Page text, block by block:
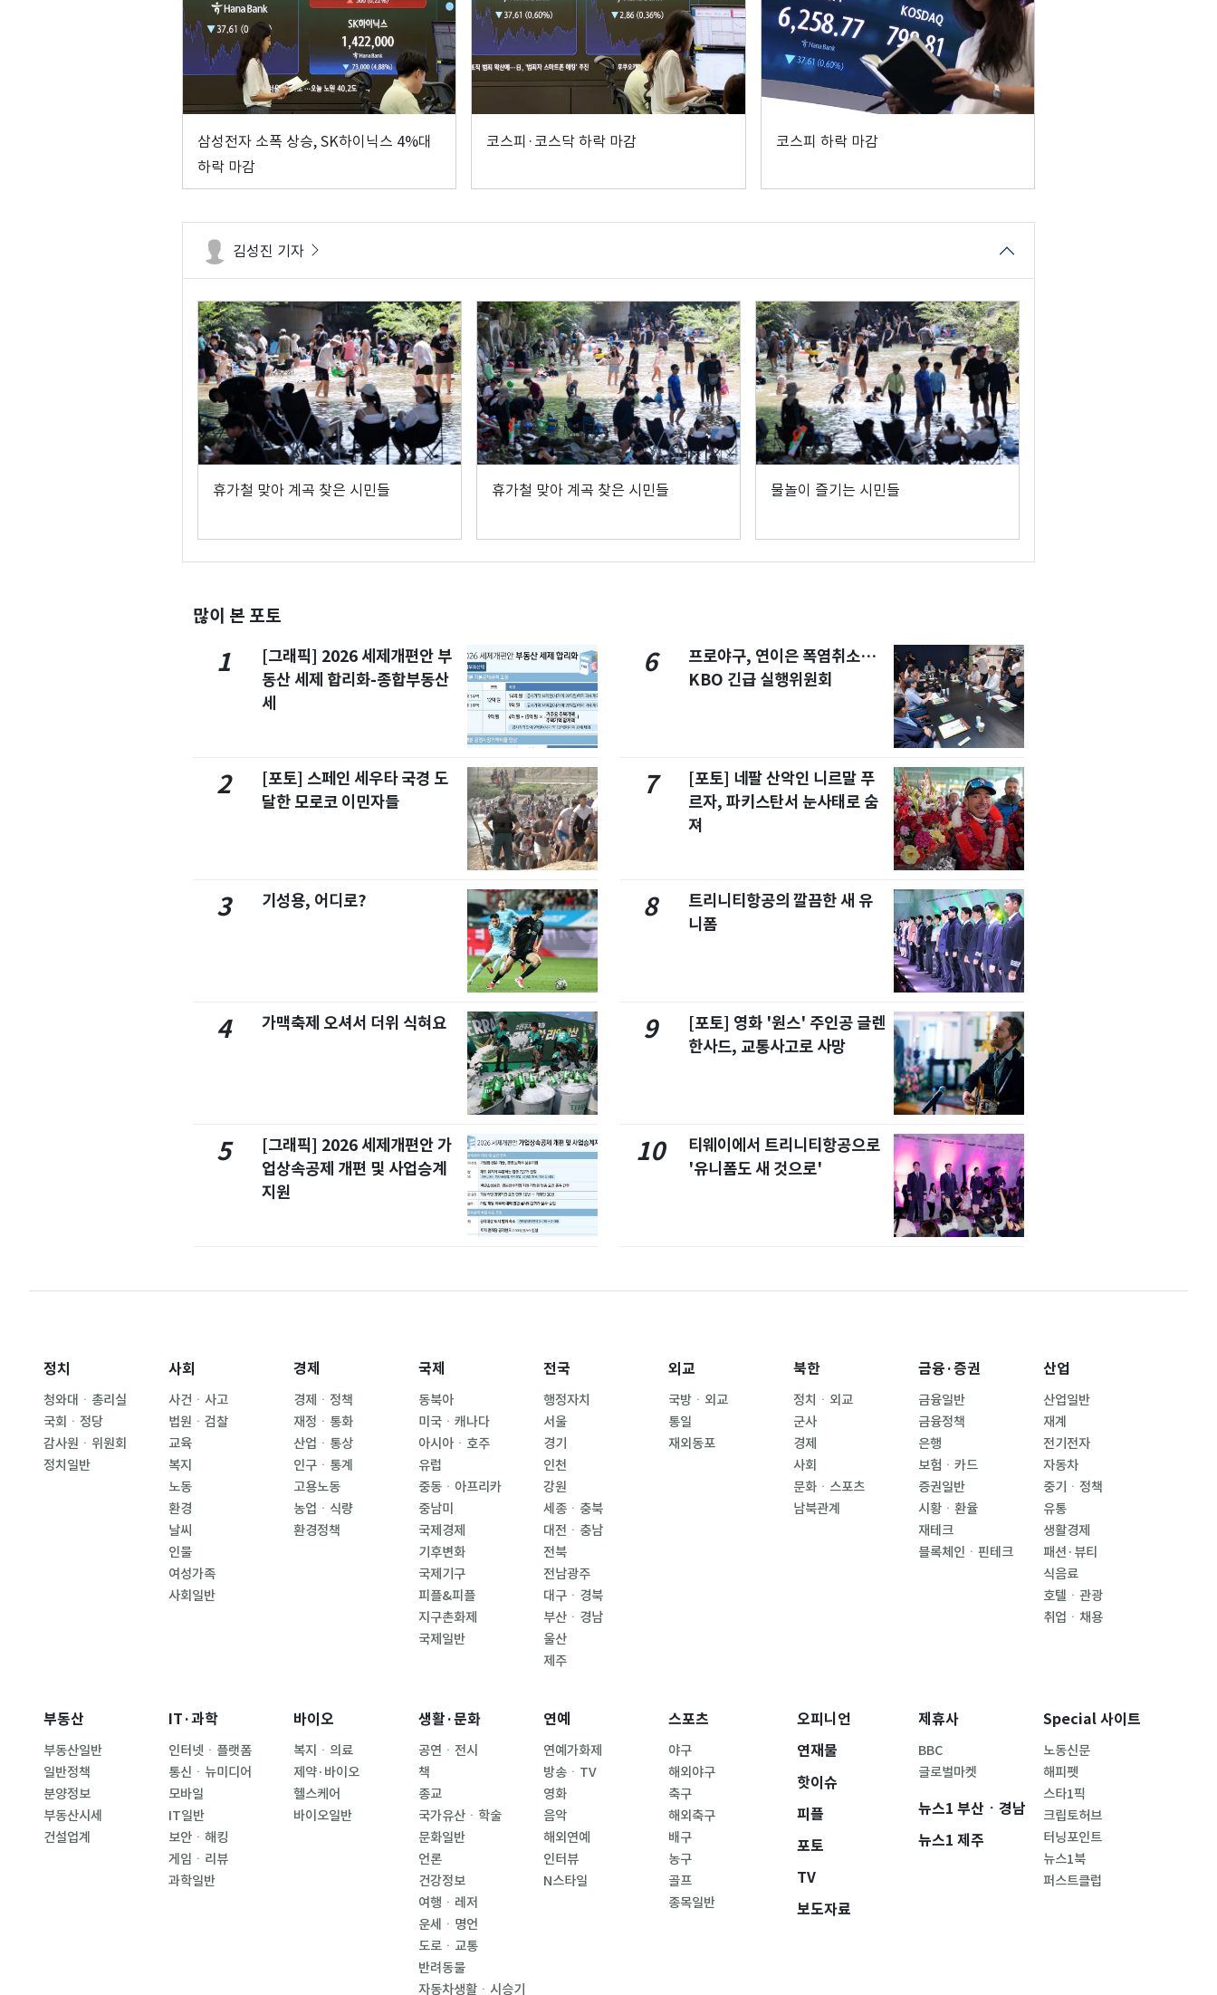
삼성전자 소폭 상승, SK하이닉스 4%대
하락 마감
코스피·코스닥 하락 마감 코스피 하락 마감
김성진 기자
휴가철 맞아 계곡 찾은 시민들 휴가철 맞아 계곡 찾은 시민들 물놀이 즐기는 시민들
많이 본 포토
1
[그래픽] 2026 세제개편안 부
동산 세제 합리화-종합부동산
세
2
[포토] 스페인 세우타 국경 도
달한 모로코 이민자들
3 기성용, 어디로?
4 가맥축제 오셔서 더위 식혀요
5
[그래픽] 2026 세제개편안 가
업상속공제 개편 및 사업승계
지원
6
프로야구, 연이은 폭염취소…
KBO 긴급 실행위원회
7
[포토] 네팔 산악인 니르말 푸
르자, 파키스탄서 눈사태로 숨
져
8
트리니티항공의 깔끔한 새 유
니폼
9
[포토] 영화 '원스' 주인공 글렌
한사드, 교통사고로 사망
10
티웨이에서 트리니티항공으로
'유니폼도 새 것으로'
정치
청와대ㆍ총리실
국회ㆍ정당
감사원ㆍ위원회
정치일반
사회
사건ㆍ사고
법원ㆍ검찰
교육
복지
노동
환경
날씨
인물
여성가족
사회일반
경제
경제ㆍ정책
재정ㆍ통화
산업ㆍ통상
인구ㆍ통계
고용노동
농업ㆍ식량
환경정책
국제
동북아
미국ㆍ캐나다
아시아ㆍ호주
유럽
중동ㆍ아프리카
중남미
국제경제
기후변화
국제기구
피플&피플
지구촌화제
국제일반
전국
행정자치
서울
경기
인천
강원
세종ㆍ충북
대전ㆍ충남
전북
전남광주
대구ㆍ경북
부산ㆍ경남
울산
제주
외교
국방ㆍ외교
통일
재외동포
북한
정치ㆍ외교
군사
경제
사회
문화ㆍ스포츠
남북관계
금융·증권
금융일반
금융정책
은행
보험ㆍ카드
증권일반
시황ㆍ환율
재테크
블록체인ㆍ핀테크
산업
산업일반
재계
전기전자
자동차
중기ㆍ정책
유통
생활경제
패션·뷰티
식음료
호텔ㆍ관광
취업ㆍ채용
부동산
부동산일반
일반정책
분양정보
부동산시세
건설업계
IT·과학
인터넷ㆍ플랫폼
통신ㆍ뉴미디어
모바일
IT일반
보안ㆍ해킹
게임ㆍ리뷰
과학일반
바이오
복지ㆍ의료
제약·바이오
헬스케어
바이오일반
생활·문화
공연ㆍ전시
책
종교
국가유산ㆍ학술
문화일반
언론
건강정보
여행ㆍ레저
운세ㆍ명언
도로ㆍ교통
반려동물
자동차생활ㆍ시승기
연예
연예가화제
방송ㆍTV
영화
음악
해외연예
인터뷰
N스타일
스포츠
야구
해외야구
축구
해외축구
배구
농구
골프
종목일반
오피니언
연재물
핫이슈
피플
포토
TV
보도자료
제휴사
BBC
글로벌마켓
뉴스1 부산ㆍ경남
뉴스1 제주
Special 사이트
노동신문
해피펫
스타1픽
크립토허브
터닝포인트
뉴스1북
퍼스트클럽